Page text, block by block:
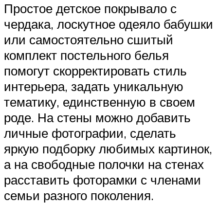
Простое детское покрывало с
чердака, лоскутное одеяло бабушки
или самостоятельно сшитый
комплект постельного белья
помогут скорректировать стиль
интерьера, задать уникальную
тематику, единственную в своем
роде. На стены можно добавить
личные фотографии, сделать
яркую подборку любимых картинок,
а на свободные полочки на стенах
расставить фоторамки с членами
семьи разного поколения.